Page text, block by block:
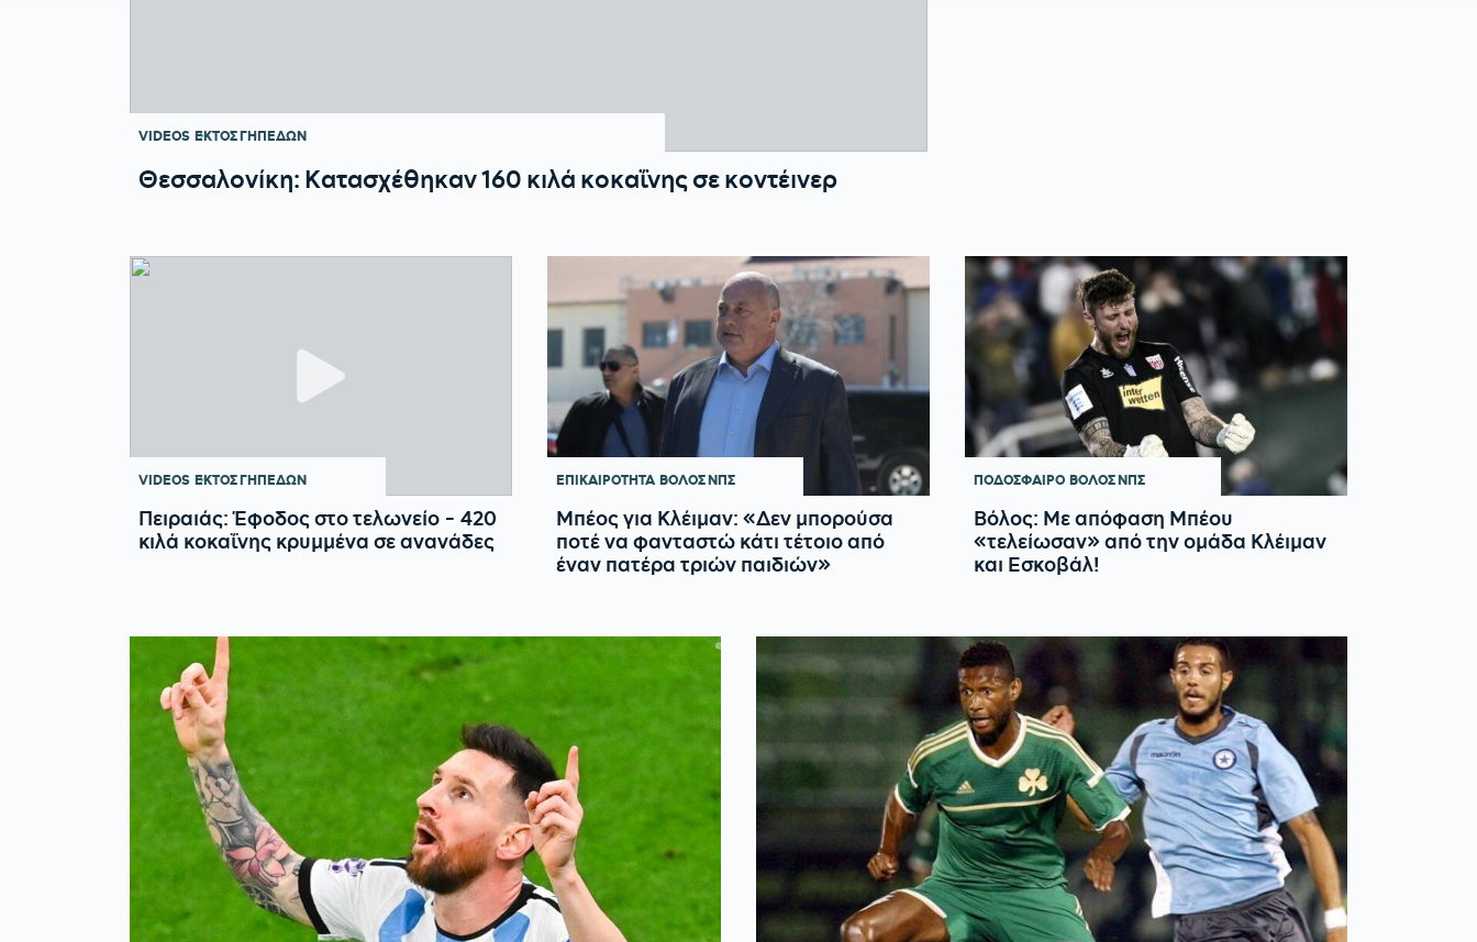
VIDEOS ΕΚΤΟΣ ΓΗΠΕΔΩΝ
Θεσσαλονίκη: Κατασχέθηκαν 160 κιλά κοκαΐνης σε κοντέινερ
VIDEOS ΕΚΤΟΣ ΓΗΠΕΔΩΝ
Πειραιάς: Έφοδος στο τελωνείο - 420
κιλά κοκαΐνης κρυμμένα σε ανανάδες
ΕΠΙΚΑΙΡΟΤΗΤΑ ΒΟΛΟΣ ΝΠΣ
Μπέος για Κλέιμαν: «Δεν μπορούσα
ποτέ να φανταστώ κάτι τέτοιο από
έναν πατέρα τριών παιδιών»
ΠΟΔΟΣΦΑΙΡΟ ΒΟΛΟΣ ΝΠΣ
Βόλος: Με απόφαση Μπέου
«τελείωσαν» από την ομάδα Κλέιμαν
και Εσκοβάλ!